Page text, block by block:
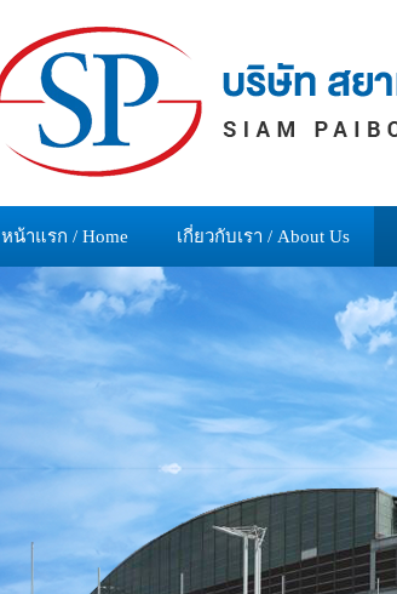
หน้าแรก / Home เกี่ยวกับเรา / About Us